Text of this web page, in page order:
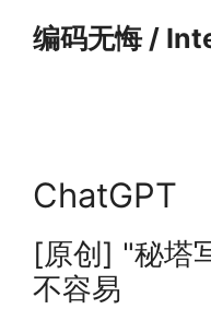
编码无悔 /
ChatGPT
[原创] "秘塔
不容易